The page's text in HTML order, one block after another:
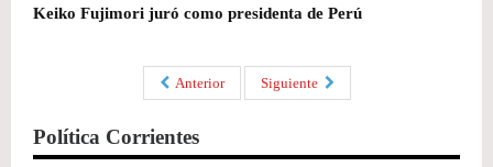
Keiko Fujimori juró como presidenta de Perú
Anterior Siguiente
Política Corrientes